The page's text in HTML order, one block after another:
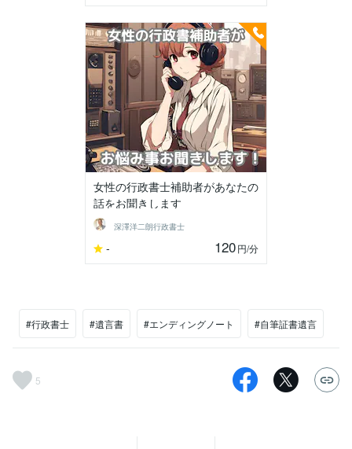
女性の行政書士補助者があなたの
話をお聞きします
深澤洋二朗行政書士
- 120円/分
#行政書士 #遺言書 #エンディングノート #自筆証書遺言
5